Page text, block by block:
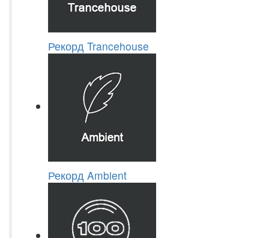
Рекорд Trancehouse
Рекорд Ambient